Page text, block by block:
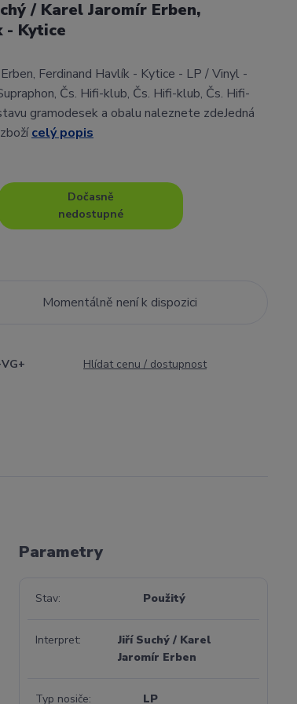
/ Karel Jaromír Erben,
- Kytice
Ferdinand Havlík - Kytice - LP / Vinyl -
Čs. Hifi-klub, Čs. Hifi-klub, Čs. Hifi-
gramodesek a obalu naleznete zdeJedná
celý popis
Dočasně
nedostupné
Momentálně není k dispozici
Hlídat cenu / dostupnost
Parametry
Stav Použitý
Interpret
Jiří Suchý / Karel
Jaromír Erben
Typ nosiče LP